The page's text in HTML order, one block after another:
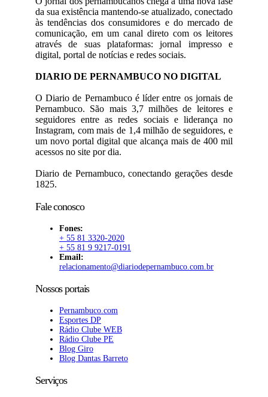
da sua existência mantendo-se atualizado, conectado
às tendências dos consumidores e do mercado de
comunicação, em um canal direto com os leitores
através de suas plataformas: jornal impresso e
digital, portal de notícias e redes sociais.
DIARIO DE PERNAMBUCO NO DIGITAL
O Diario de Pernambuco é líder entre os jornais de
Pernambuco. São mais 3,7 milhões de leitores e
seguidores entre as redes sociais e liderança no
Instagram, com mais de 1,4 milhão de seguidores, e
um novo portal digital que alcança mais de 400 mil
acessos no site por dia.
Diario de Pernambuco, conectando gerações desde
1825.
Fale conosco
Fones:
+ 55 81 3320-2020
+ 55 81 9 9217-0191
Email:
relacionamento@diariodepernambuco.com.br
Nossos portais
Pernambuco.com
Esportes DP
Rádio Clube WEB
Rádio Clube PE
Blog Giro
Blog Dantas Barreto
Serviços